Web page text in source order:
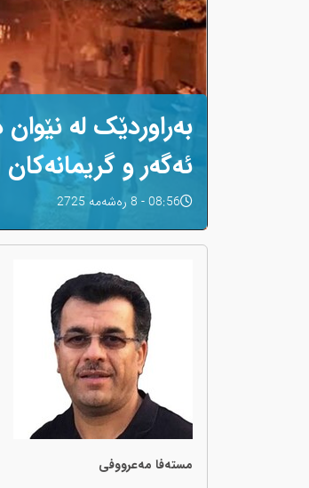
بەراوردێک لە نێوان
ئەگەر و گریمانەکان
08:56 - 8 رەشەمه 2725
مستەفا مەعرووفی